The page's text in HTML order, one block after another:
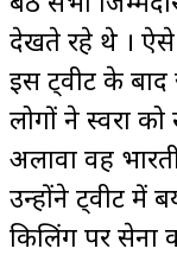
देखते रहे थे ।
इस ट्वीट के बाद
लोगों ने स्वरा
अलावा वह
उन्होंने ट्वीट में
किलिंग पर सेना